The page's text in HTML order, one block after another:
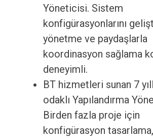
Yöneticisi. Sistem
konfigürasyonlarını
yönetme ve paydaşlarla
koordinasyon sağlama
deneyimli.
BT hizmetleri sunan 7
odaklı Yapılandırma
Birden fazla proje için
konfigürasyon